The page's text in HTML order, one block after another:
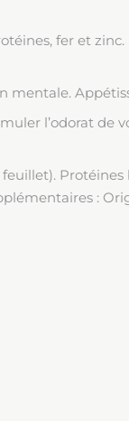
fer et
l’odorat de
Protéines
: